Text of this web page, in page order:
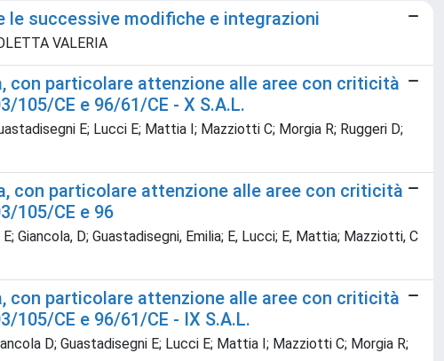
le successive modifiche e integrazioni
VALERIA
con particolare attenzione alle aree con criticità
CE e 96/61/CE - X S.A.L.
E; Lucci E; Mattia I; Mazziotti C; Morgia R; Ruggeri D;
con particolare attenzione alle aree con criticità
105/CE e 96
Giancola, D; Guastadisegni, Emilia; E, Lucci; E, Mattia; Mazziotti, C
con particolare attenzione alle aree con criticità
CE e 96/61/CE - IX S.A.L.
D; Guastadisegni E; Lucci E; Mattia I; Mazziotti C; Morgia R;